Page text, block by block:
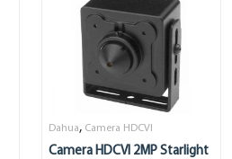
Dahua, Camera HDCVI
Camera HDCVI 2MP Starlight